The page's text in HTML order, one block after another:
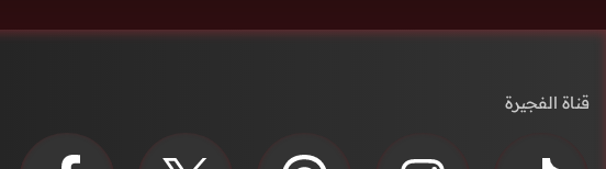
قناة الفجيرة